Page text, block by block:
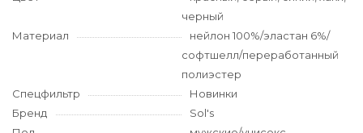
черный
Материал
нейлон 100%/эластан 6%/
софтшелл/переработанный
полиэстер
Спецфильтр
Новинки
Бренд
Sol's